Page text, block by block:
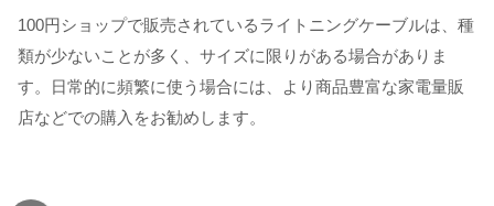
100円ショップで販売されているライトニングケーブルは、種
類が少ないことが多く、サイズに限りがある場合がありま
す。日常的に頻繁に使う場合には、より商品豊富な家電量販
店などでの購入をお勧めします。